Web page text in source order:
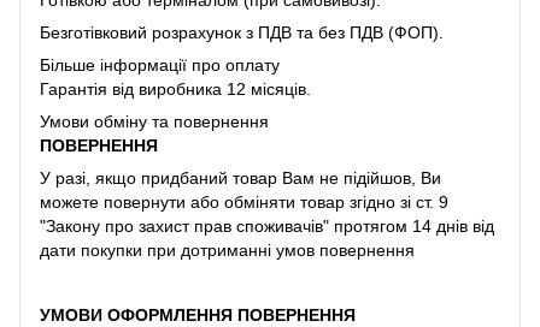
Безготівковий розрахунок з ПДВ та без ПДВ (ФОП).
Більше інформації про оплату
Гарантія від виробника 12 місяців.
Умови обміну та повернення
ПОВЕРНЕННЯ
У разі, якщо придбаний товар Вам не підійшов, Ви
можете повернути або обміняти товар згідно зі ст. 9
"Закону про захист прав споживачів" протягом 14 днів від
дати покупки при дотриманні умов повернення
УМОВИ ОФОРМЛЕННЯ ПОВЕРНЕННЯ